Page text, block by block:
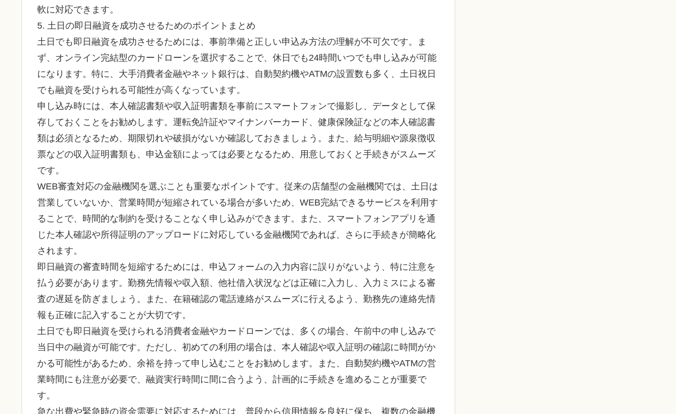
軟に対応できます。
5. 土日の即日融資を成功させるためのポイントまとめ
土日でも即日融資を成功させるためには、事前準備と正しい申込み方法の理解が不可欠です。ま
ず、オンライン完結型のカードローンを選択することで、休日でも24時間いつでも申し込みが可能
になります。特に、大手消費者金融やネット銀行は、自動契約機やATMの設置数も多く、土日祝日
でも融資を受けられる可能性が高くなっています。
申し込み時には、本人確認書類や収入証明書類を事前にスマートフォンで撮影し、データとして保
存しておくことをお勧めします。運転免許証やマイナンバーカード、健康保険証などの本人確認書
類は必須となるため、期限切れや破損がないか確認しておきましょう。また、給与明細や源泉徴収
票などの収入証明書類も、申込金額によっては必要となるため、用意しておくと手続きがスムーズ
です。
WEB審査対応の金融機関を選ぶことも重要なポイントです。従来の店舗型の金融機関では、土日は
営業していないか、営業時間が短縮されている場合が多いため、WEB完結できるサービスを利用す
ることで、時間的な制約を受けることなく申し込みができます。また、スマートフォンアプリを通
じた本人確認や所得証明のアップロードに対応している金融機関であれば、さらに手続きが簡略化
されます。
即日融資の審査時間を短縮するためには、申込フォームの入力内容に誤りがないよう、特に注意を
払う必要があります。勤務先情報や収入額、他社借入状況などは正確に入力し、入力ミスによる審
査の遅延を防ぎましょう。また、在籍確認の電話連絡がスムーズに行えるよう、勤務先の連絡先情
報も正確に記入することが大切です。
土日でも即日融資を受けられる消費者金融やカードローンでは、多くの場合、午前中の申し込みで
当日中の融資が可能です。ただし、初めての利用の場合は、本人確認や収入証明の確認に時間がか
かる可能性があるため、余裕を持って申し込むことをお勧めします。また、自動契約機やATMの営
業時間にも注意が必要で、融資実行時間に間に合うよう、計画的に手続きを進めることが重要で
す。
急な出費や緊急時の資金需要に対応するためには、普段から信用情報を良好に保ち、複数の金融機